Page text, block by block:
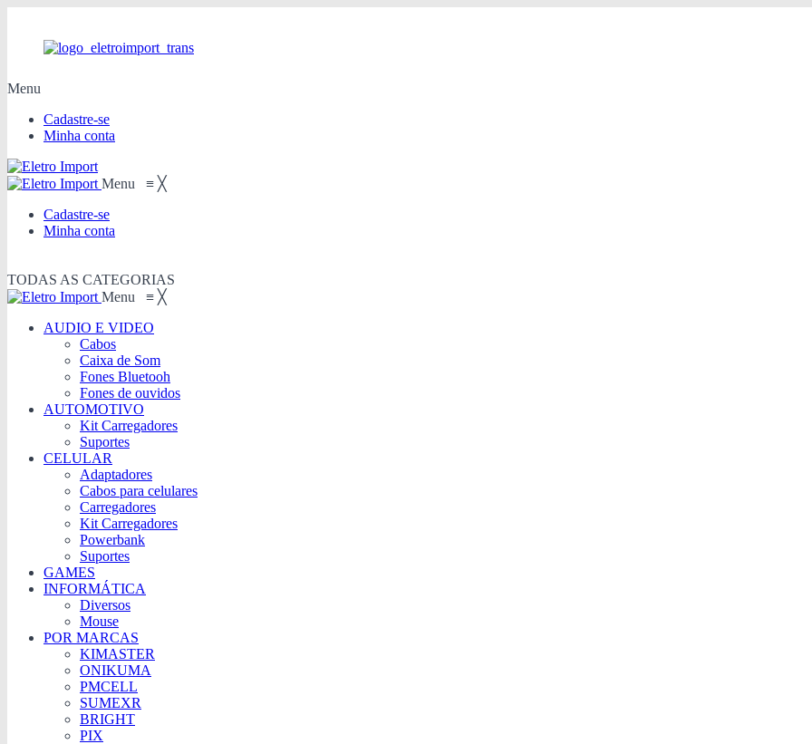
Menu
Cadastre-se
Minha conta
Menu ≡ ╳
Cadastre-se
Minha conta
TODAS AS CATEGORIAS
Menu ≡ ╳
AUDIO E VIDEO
Cabos
Caixa de Som
Fones Bluetooh
Fones de ouvidos
AUTOMOTIVO
Kit Carregadores
Suportes
CELULAR
Adaptadores
Cabos para celulares
Carregadores
Kit Carregadores
Powerbank
Suportes
GAMES
INFORMÁTICA
Diversos
Mouse
POR MARCAS
KIMASTER
ONIKUMA
PMCELL
SUMEXR
BRIGHT
PIX